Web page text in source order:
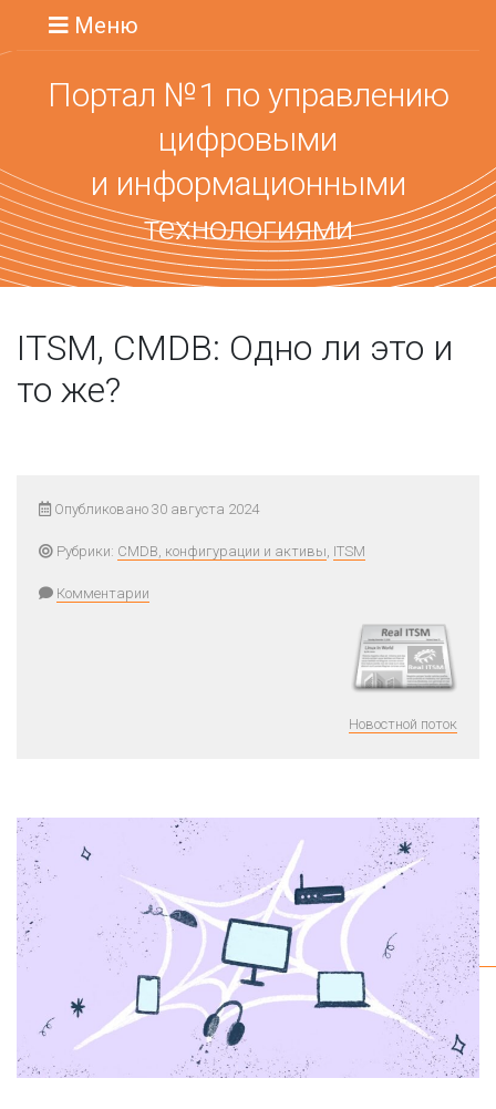
Меню
Портал №1 по управлению
цифровыми
и информационными
технологиями
ITSM, CMDB: Одно ли это и
то же?
Опубликовано 30 августа 2024
Рубрики: CMDB, конфигурации и активы, ITSM
Комментарии
Новостной поток